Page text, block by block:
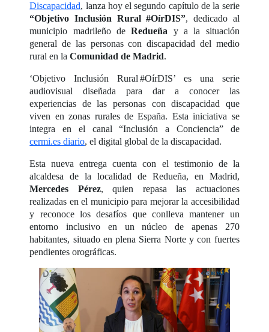
Discapacidad, lanza hoy el segundo capítulo de la serie
“Objetivo Inclusión Rural #OírDIS”, dedicado al
municipio madrileño deRedueña y a la situación
general de las personas con discapacidad del medio
rural en laComunidad de Madrid.
‘Objetivo Inclusión Rural #OírDIS’ es una serie
audiovisual diseñada para dar a conocer las
experiencias de las personas con discapacidad que
viven en zonas rurales de España. Esta iniciativa se
integra en el canal “Inclusión a Conciencia” de
cermi.es diario, el digital global de la discapacidad.
Esta nueva entrega cuenta con el testimonio de la
alcaldesa de la localidad de Redueña, en Madrid,
Mercedes Pérez, quien repasa las actuaciones
realizadas en el municipio para mejorar la accesibilidad
y reconoce los desafíos que conlleva mantener un
entorno inclusivo en un núcleo de apenas 270
habitantes, situado en plena Sierra Norte y con fuertes
pendientes orográficas.